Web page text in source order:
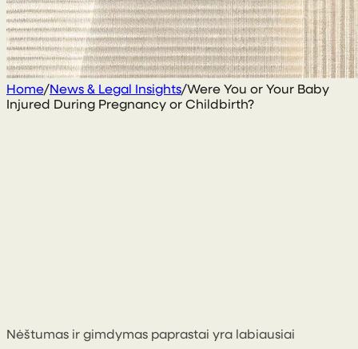
Home/News & Legal Insights/Were You or Your Baby
Injured During Pregnancy or Childbirth?
Nėštumas ir gimdymas paprastai yra labiausiai